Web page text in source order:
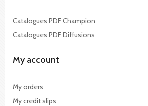
Catalogues PDF Champion
Catalogues PDF Diffusions
My account
My orders
My credit slips